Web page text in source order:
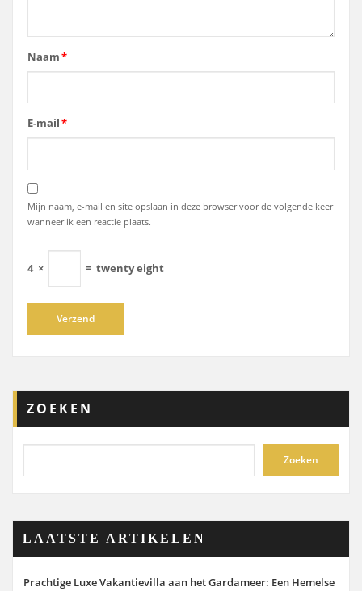
Naam*
E-mail*
Mijn naam, e-mail en site opslaan in deze browser voor de volgende keer
wanneer ik een reactie plaats.
4 × = twenty eight
ZOEKEN
Zoeken
LAATSTE ARTIKELEN
Prachtige Luxe Vakantievilla aan het Gardameer: Een Hemelse